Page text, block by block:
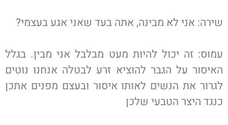
שירה: אני לא מבינה, אתה בעד שאני אגע בעצמי?
עמוס: זה יכול להיות מעט מבלבל אני מבין. בגלל
האיסור על הגבר להוציא זרע לבטלה אנחנו נוטים
לגרור את הנשים לאותו איסור ובעצם מפנים אתכן
כנגד היצר הטבעי שלכן